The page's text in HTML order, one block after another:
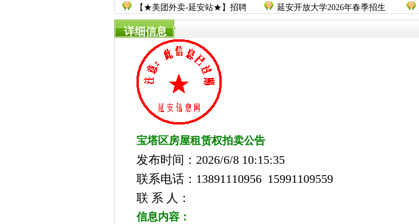
【★美团外卖-延安站★】招聘
延安开放大学2026年春季招生
详细信息
宝塔区房屋租赁权拍卖公告
发布时间：2026/6/8 10:15:35
联系电话：13891110956 15991109559
联 系 人：
信息内容：